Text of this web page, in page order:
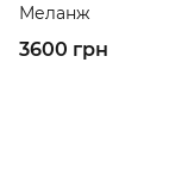
Меланж
3600 грн